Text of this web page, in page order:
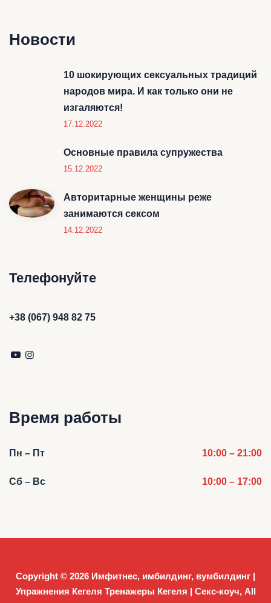
Новости
10 шокирующих сексуальных традиций
народов мира. И как только они не
изгаляются!
17.12.2022
Основные правила супружества
15.12.2022
Авторитарные женщины реже
занимаются сексом
14.12.2022
Телефонуйте
+38 (067) 948 82 75
Время работы
Пн – Пт 10:00 – 21:00
Сб – Вс 10:00 – 17:00
Copyright © 2026 Имфитнес, имбилдинг, вумбилдинг |
Упражнения Кегеля Тренажеры Кегеля | Секс-коуч, All